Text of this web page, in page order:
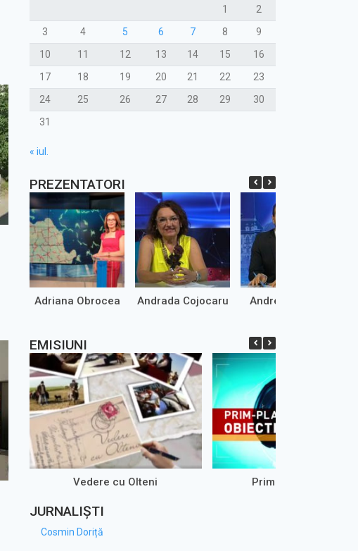
1
2
3
4 5 6 7 8
9
10
11 12 13 14 15
16
17
18 19 20 21 22
23
24
25 26 27 28 29
30
31
« iul.
PREZENTATORI
Adriana Obrocea Andrada Cojocaru Andrei Marinaș
EMISIUNI
Vedere cu Olteni Prim-Plan Obiectiv
JURNALIȘTI
Cosmin Doriță